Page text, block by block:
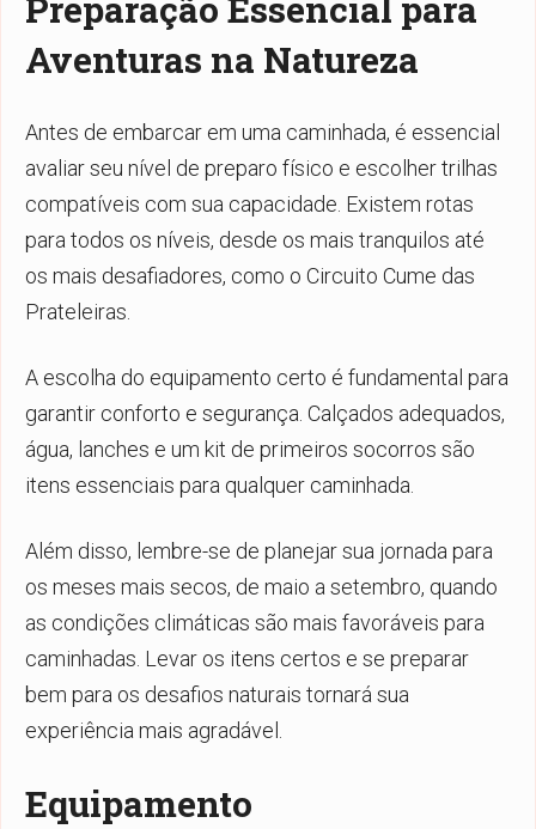
Aventuras na Natureza
Antes de embarcar em uma caminhada, é essencial
avaliar seu nível de preparo físico e escolher trilhas
compatíveis com sua capacidade. Existem rotas
para todos os níveis, desde os mais tranquilos até
os mais desafiadores, como o Circuito Cume das
Prateleiras.
A escolha do equipamento certo é fundamental para
garantir conforto e segurança. Calçados adequados,
água, lanches e um kit de primeiros socorros são
itens essenciais para qualquer caminhada.
Além disso, lembre-se de planejar sua jornada para
os meses mais secos, de maio a setembro, quando
as condições climáticas são mais favoráveis para
caminhadas. Levar os itens certos e se preparar
bem para os desafios naturais tornará sua
experiência mais agradável.
Equipamento